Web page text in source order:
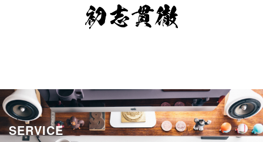
SERVICE